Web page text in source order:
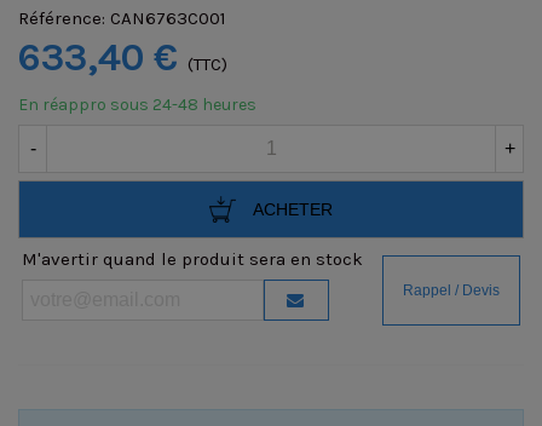
Référence: CAN6763C001
633,40 € (TTC)
En réappro sous 24-48 heures
- +
ACHETER
M'avertir quand le produit sera en stock